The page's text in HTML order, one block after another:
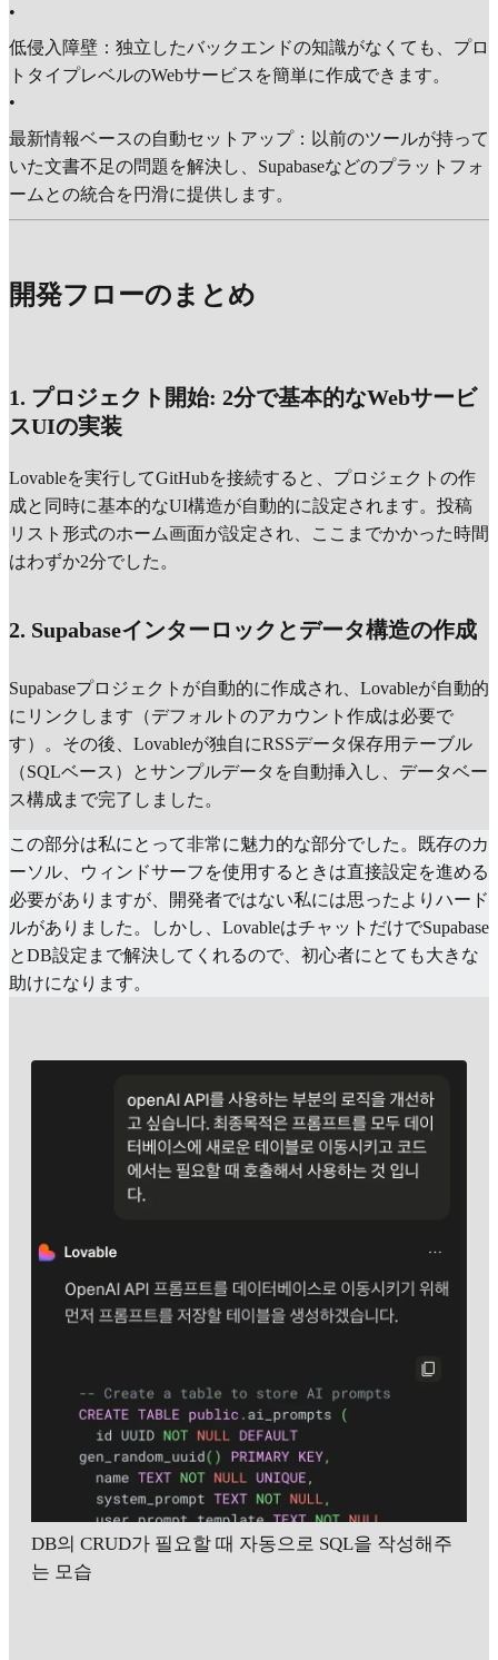
•
低侵入障壁：独立したバックエンドの知識がなくても、プロ
トタイプレベルのWebサービスを簡単に作成できます。
•
最新情報ベースの自動セットアップ：以前のツールが持って
いた文書不足の問題を解決し、Supabaseなどのプラットフォ
ームとの統合を円滑に提供します。
開発フローのまとめ
1. プロジェクト開始: 2分で基本的なWebサービ
スUIの実装
Lovableを実行してGitHubを接続すると、プロジェクトの作
成と同時に基本的なUI構造が自動的に設定されます。投稿
リスト形式のホーム画面が設定され、ここまでかかった時間
はわずか2分でした。
2. Supabaseインターロックとデータ構造の作成
Supabaseプロジェクトが自動的に作成され、Lovableが自動的
にリンクします（デフォルトのアカウント作成は必要で
す）。その後、Lovableが独自にRSSデータ保存用テーブル
（SQLベース）とサンプルデータを自動挿入し、データベー
ス構成まで完了しました。
この部分は私にとって非常に魅力的な部分でした。既存のカ
ーソル、ウィンドサーフを使用するときは直接設定を進める
必要がありますが、開発者ではない私には思ったよりハード
ルがありました。しかし、LovableはチャットだけでSupabase
とDB設定まで解決してくれるので、初心者にとても大きな
助けになります。
DB의 CRUD가 필요할 때 자동으로 SQL을 작성해주
는 모습